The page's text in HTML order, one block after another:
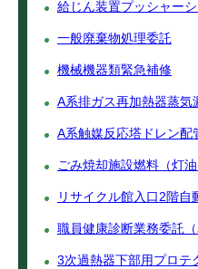
給じん装置プッシャー
一般廃棄物処理委託
機械機器類緊急補修
A系排ガス再加熱器蒸気
A系触媒反応塔ドレン配
ごみ焼却施設燃料（灯
リサイクル館入口2階
職員健康診断業務委託（
3次過熱器下部用プロテ